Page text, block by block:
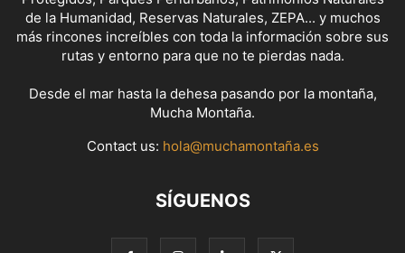
de la Humanidad, Reservas Naturales, ZEPA... y muchos
más rincones increíbles con toda la información sobre sus
rutas y entorno para que no te pierdas nada.
Desde el mar hasta la dehesa pasando por la montaña,
Mucha Montaña.
Contact us: hola@muchamontaña.es
SÍGUENOS